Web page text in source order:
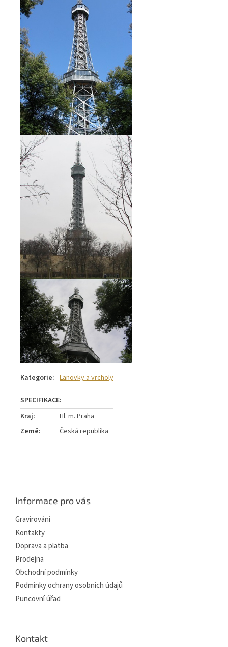
Kategorie: Lanovky a vrcholy
Kraj:
Hl. m. Praha
Země: Česká republika
Informace pro vás
Gravírování
Kontakty
Doprava a platba
Prodejna
Obchodní podmínky
Podmínky ochrany osobních údajů
Puncovní úřad
Kontakt